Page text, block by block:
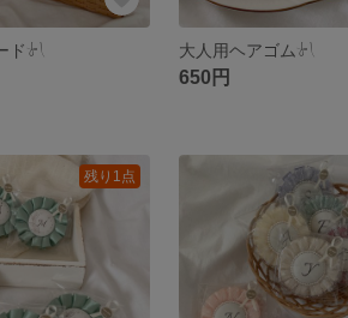
ド‎‪𓍯 大人用ヘアゴム‎‪𓍯 ‬
650円
残り1点